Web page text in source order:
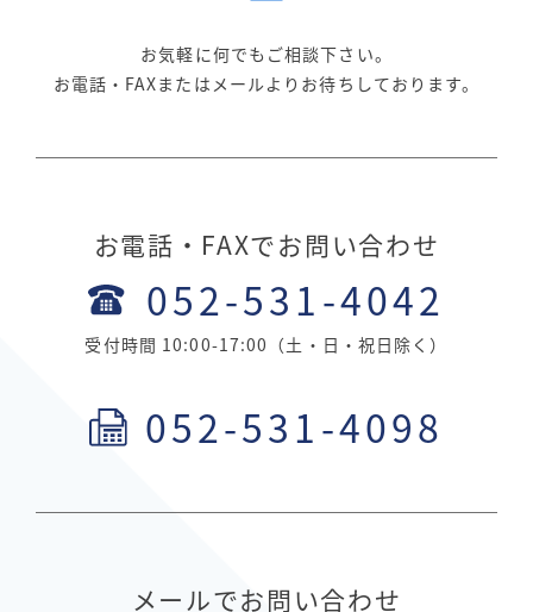
お気軽に何でもご相談下さい。
お電話・FAXまたはメールよりお待ちしております。
お電話・FAXでお問い合わせ
052-531-4042
受付時間 10:00-17:00（土・日・祝日除く）
052-531-4098
メールでお問い合わせ